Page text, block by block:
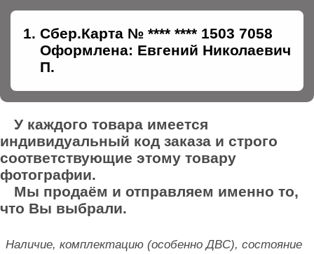
Сбер.Карта № **** **** 1503 7058
Оформлена: Евгений Николаевич
П.
У каждого товара имеется
индивидуальный код заказа и строго
соответствующие этому товару
фотографии.
Мы продаём и отправляем именно то,
что Вы выбрали.
Наличие, комплектацию (особенно ДВС), состояние